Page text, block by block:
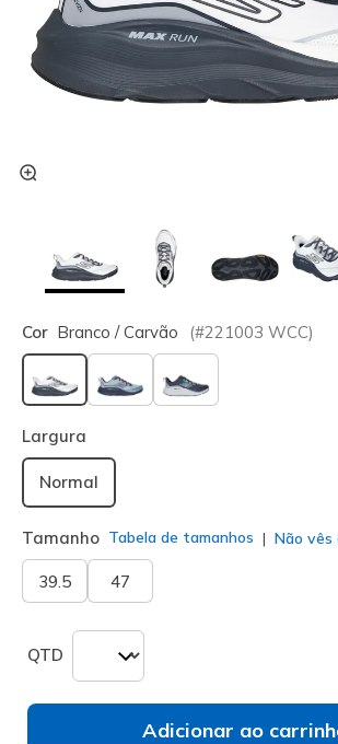
Cor Branco / Carvão (#221003 WCC)
selecionado
Largura
Normal
Tamanho Tabela de tamanhos Não vês
39.5 47
QTD
Adicionar ao